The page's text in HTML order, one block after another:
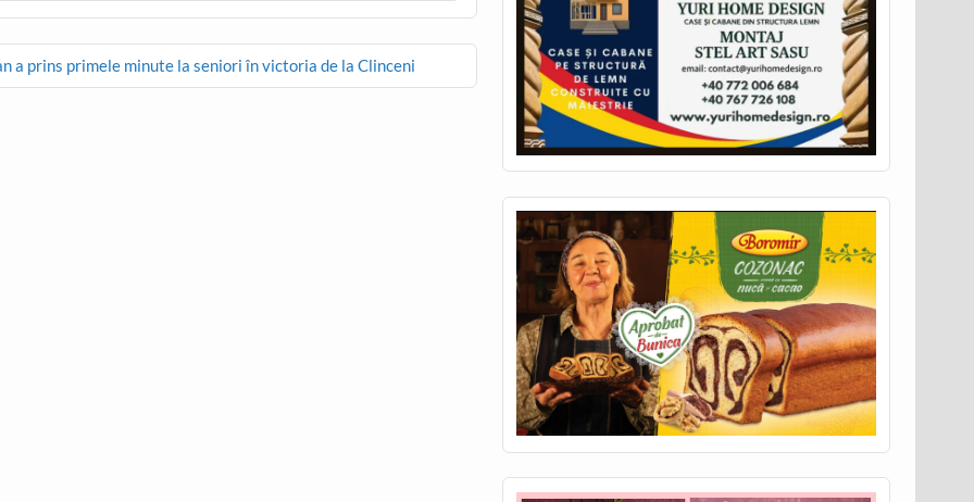
a prins primele minute la seniori în victoria de la Clinceni